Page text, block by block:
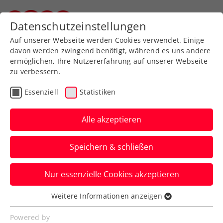
Zurück zur Newsübersicht
ATP
ITF Chiasso: 17:0! Grabher
setzt beeindruckende
Siegesserie fort
Und auch Ekaterina Perelygina, Lukas
Neumayer, Sandro Kopp und Co. zeigen
Datenschutzeinstellungen
Auf unserer Webseite werden Cookies verwendet. Einige
davon werden zwingend benötigt, während es uns andere
ermöglichen, Ihre Nutzererfahrung auf unserer Webseite
zu verbessern.
Essenziell Statistiken
Alle akzeptieren
Speichern & schließen
Nur essenzielle Cookies akzeptieren
Essenziell
Essenzielle Cookies werden für grundlegende
Weitere Informationen anzeigen
Powered by